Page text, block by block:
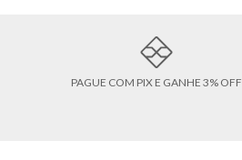
PAGUE COM PIX E GANHE 3% OFF